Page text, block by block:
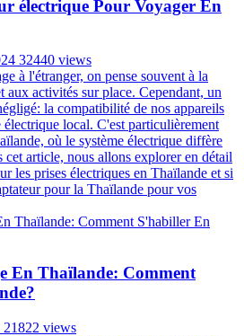
électrique Pour Voyager En
32440 views
à l'étranger, on pense souvent à la
activités sur place. Cependant, un
la compatibilité de nos appareils
électrique local. C'est particulièrement
où le système électrique diffère
cet article, nous allons explorer en détail
les prises électriques en Thaïlande et si
pour la Thaïlande pour vos
En Thaïlande: Comment
21822 views